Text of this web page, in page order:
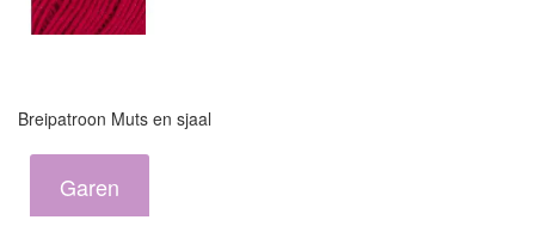
Breipatroon Muts en sjaal
Garen